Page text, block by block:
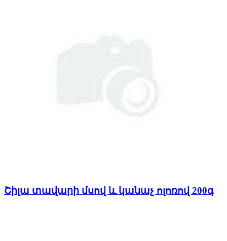
Շիլա տավարի մսով և կանաչ ոլոռով 200գ